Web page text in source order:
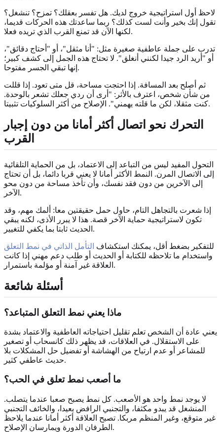
لاحظ أول استراتيجية خروج لديك. هل تفسر بعقلك؟ تمزح؟ تنشغل؟
تقول إنك بخير وأنت لست كذلك؟ ربما ساعدتك هذه الحركات قديما،
لكنها الآن قد تمنع القرب الذي تريده فعلا.
تدرب على جملة عاطفية صغيرة مثل: "أنا مثقل"، أو "أحتاج دقائق"،
أو "أريد الرد جيدا لكنني أنغلق". لا تحتاج هذه الجمل إلى كشف كبير؛
إنها تبقي الجسر مفتوحا.
ثم أصلح بعد المسافة. إذا احتجت مساحة، قل متى تعود. إذا قللت
من شأن شخص، اعترف بالأثر: "أرى أن ردي جعلك تشعر بالوحدة.
كنت مثقلا، لكن ما قلته يهمني". الإصلاح من أكثر السلوكيات تثبيتا.
التحرك نحو اتصال أكثر أمانا من دون إجبار
القرب
التحول المفيد ليس من التباعد إلى الاعتماد، بل من الحماية التلقائية
إلى الاتصال المرن. النمط الأكثر أمانا لا يعني قربا دائما، بل أن تحتاج
إلى الآخرين من دون فقد نفسك، وأن تأخذ مساحة من دون محو
الآخر.
إذا شعرت بالتجاهل التام، حاول حمل حقيقتين معا: ألمك مهم، وقد
تكون لاستراتيجية حماية الآخر قصة. هذا لا يبرر الأذى، لكنه يبقي
الحديث ثابتا بما يكفي للتغيير.
للتفكير بضغط أقل، يمكنك استكشاف التأمل الذاتي في نمط التعلق
واستخدام ما تلاحظه للكتابة أو الحديث أو طلب دعم مهني إذا كانت
العلاقة غير آمنة أو مؤلمة باستمرار.
أسئلة شائعة
ماذا يعني نمط التعلق المتباعد؟
يعني عادة أن الشخص تعلم تقليل احتياجاته العاطفية والاعتماد بشدة
على الاستقلال. في العلاقات، قد يظهر ذلك كانسحاب أو تصغير
للمشاعر أو عدم ارتياح من الهشاشة أو تفضيل حل المشكلات بلا
حديث عاطفي كثير.
ما أصعب نمط تعلق في الحب؟
لا يوجد نمط واحد هو الأصعب. كل نمط يصبح صعبا عندما يتصلب.
المنشغل قد يبدو مكثفا، والتجنبي الرافض بعيدا، والخائف التجنبي
غير متوقع، وغير المنظم مربكا. تصبح العلاقة أكثر أمانا عندما يلاحظ
الطرفان الدورة ويمارسان الإصلاح.